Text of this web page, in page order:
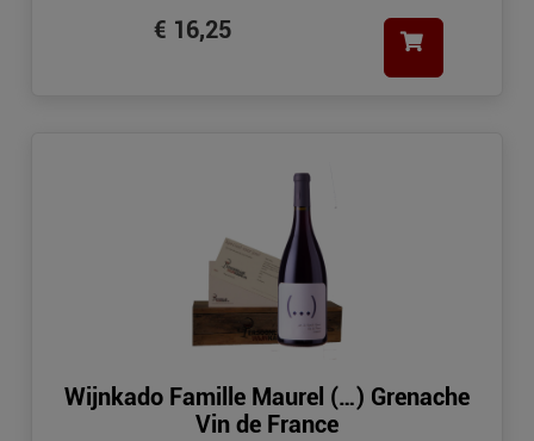
€ 16,25
Wijnkado Famille Maurel (…) Grenache
Vin de France